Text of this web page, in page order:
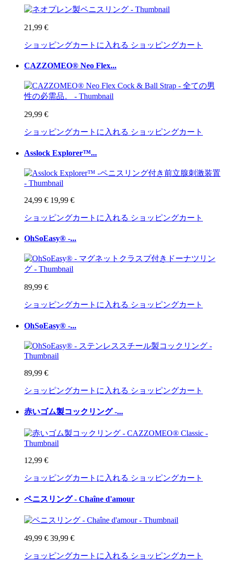
21,99 €
ショッピングカートに入れる ショッピングカート
CAZZOMEO® Neo Flex...
29,99 €
ショッピングカートに入れる ショッピングカート
Asslock Explorer™...
24,99 € 19,99 €
ショッピングカートに入れる ショッピングカート
OhSoEasy® -...
89,99 €
ショッピングカートに入れる ショッピングカート
OhSoEasy® -...
89,99 €
ショッピングカートに入れる ショッピングカート
赤いゴム製コックリング -...
12,99 €
ショッピングカートに入れる ショッピングカート
ペニスリング - Chaîne d'amour
49,99 € 39,99 €
ショッピングカートに入れる ショッピングカート